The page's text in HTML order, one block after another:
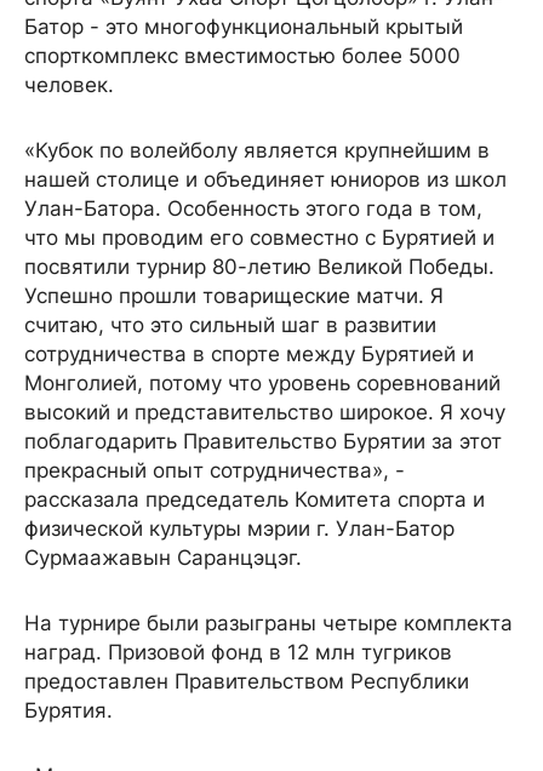
Батор - это многофункциональный крытый
спорткомплекс вместимостью более 5000
человек.
«Кубок по волейболу является крупнейшим в
нашей столице и объединяет юниоров из школ
Улан-Батора. Особенность этого года в том,
что мы проводим его совместно с Бурятией и
посвятили турнир 80-летию Великой Победы.
Успешно прошли товарищеские матчи. Я
считаю, что это сильный шаг в развитии
сотрудничества в спорте между Бурятией и
Монголией, потому что уровень соревнований
высокий и представительство широкое. Я хочу
поблагодарить Правительство Бурятии за этот
прекрасный опыт сотрудничества», -
рассказала председатель Комитета спорта и
физической культуры мэрии г. Улан-Батор
Сурмаажавын Саранцэцэг.
На турнире были разыграны четыре комплекта
наград. Призовой фонд в 12 млн тугриков
предоставлен Правительством Республики
Бурятия.